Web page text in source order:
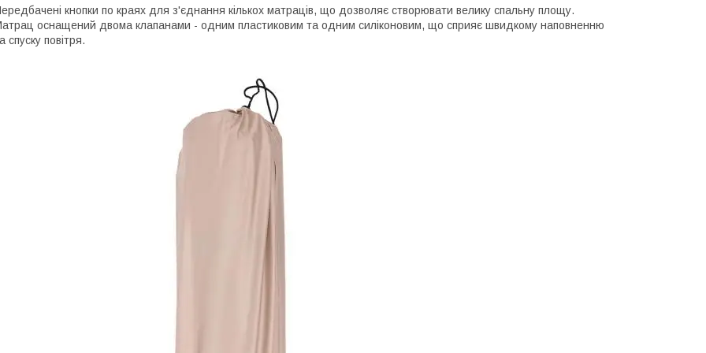
кнопки по краях для з'єднання кількох матраців, що дозволяє створювати велику спальну площу.
оснащений двома клапанами - одним пластиковим та одним силіконовим, що сприяє швидкому наповненню
спуску повітря.